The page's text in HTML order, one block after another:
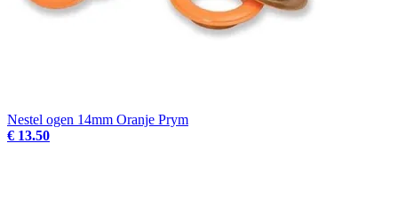
Nestel ogen 14mm Oranje Prym
€ 13.50